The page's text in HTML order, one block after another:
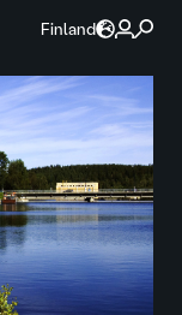
Finland